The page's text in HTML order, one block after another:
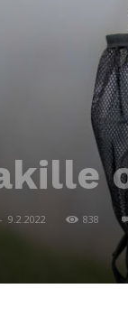
- 9.2.2022 838